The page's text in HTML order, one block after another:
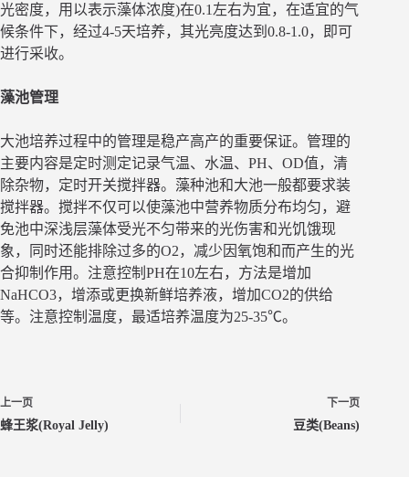
光密度，用以表示藻体浓度)在0.1左右为宜，在适宜的气
候条件下，经过4-5天培养，其光亮度达到0.8-1.0，即可
进行采收。
藻池管理
大池培养过程中的管理是稳产高产的重要保证。管理的
主要内容是定时测定记录气温、水温、PH、OD值，清
除杂物，定时开关搅拌器。藻种池和大池一般都要求装
搅拌器。搅拌不仅可以使藻池中营养物质分布均匀，避
免池中深浅层藻体受光不匀带来的光伤害和光饥饿现
象，同时还能排除过多的O2，减少因氧饱和而产生的光
合抑制作用。注意控制PH在10左右，方法是增加
NaHCO3，增添或更换新鲜培养液，增加CO2的供给
等。注意控制温度，最适培养温度为25-35℃。
上一页
蜂王浆(Royal Jelly)
下一页
豆类(Beans)